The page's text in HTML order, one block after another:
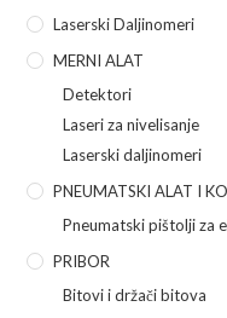
Laserski Daljinomeri
MERNI ALAT
Detektori
Laseri za nivelisanje
Laserski daljinomeri
PNEUMATSKI ALAT I
Pneumatski pištolji za
PRIBOR
Bitovi i držači bitova